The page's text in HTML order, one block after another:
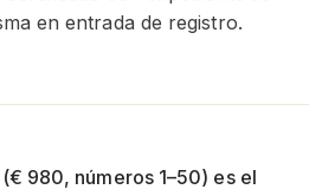
en entrada de registro.
980, números 1–50) es el